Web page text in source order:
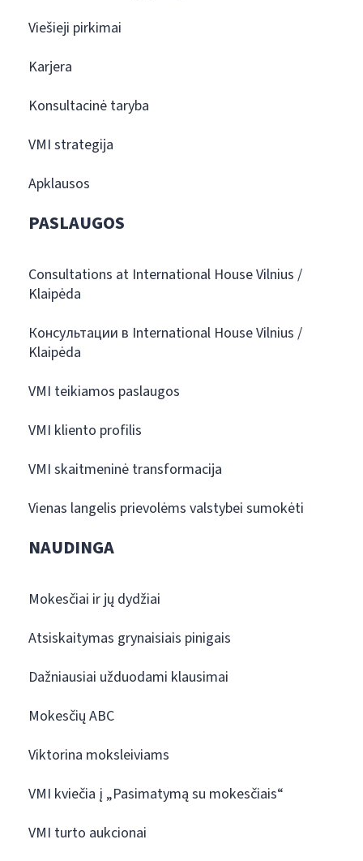
Viešieji pirkimai
Karjera
Konsultacinė taryba
VMI strategija
Apklausos
PASLAUGOS
Consultations at International House Vilnius /
Klaipėda
Консультации в International House Vilnius /
Klaipėda
VMI teikiamos paslaugos
VMI kliento profilis
VMI skaitmeninė transformacija
Vienas langelis prievolėms valstybei sumokėti
NAUDINGA
Mokesčiai ir jų dydžiai
Atsiskaitymas grynaisiais pinigais
Dažniausiai užduodami klausimai
Mokesčių ABC
Viktorina moksleiviams
VMI kviečia į „Pasimatymą su mokesčiais“
VMI turto aukcionai